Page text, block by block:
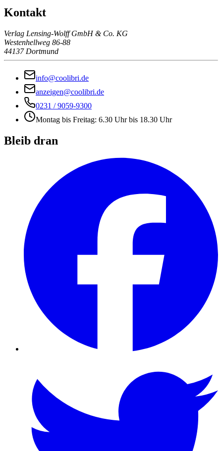
Kontakt
Verlag Lensing-Wolff GmbH & Co. KG
Westenhellweg 86-88
44137 Dortmund
info@coolibri.de
anzeigen@coolibri.de
0231 / 9059-9300
Montag bis Freitag: 6.30 Uhr bis 18.30 Uhr
Bleib dran